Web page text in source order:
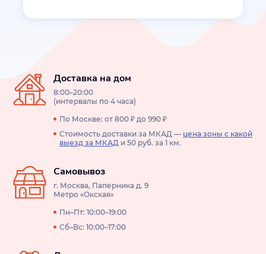
Доставка на дом
8:00–20:00
(интервалы по 4 часа)
По Москве: от 800 ₽ до 990 ₽
Стоимость доставки за МКАД — цена зоны с какой
выезд за МКАД и 50 руб. за 1 км.
Самовывоз
г. Москва, Паперника д. 9
Метро «Окская»
Пн–Пт: 10:00–19:00
Сб–Вс: 10:00–17:00